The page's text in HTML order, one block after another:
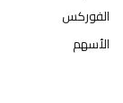
الفوركس
الأسهم